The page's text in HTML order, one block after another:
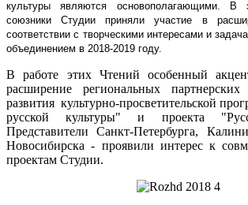
культуры являются основополагающими.
союзники Студии приняли участие в
соответствии с творческими интересами и
объединением в 2018-2019 году.
В работе этих Чтений особенный
расширение региональных
развития культурно-просветительской
русской культуры" и проекта
Представители Санкт-Петербурга,
Новосибирска - проявили интерес к
проектам Студии.